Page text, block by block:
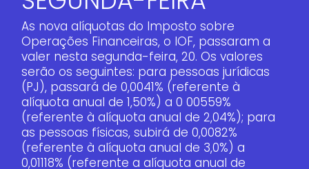
As nova alíquotas do Imposto sobre
Operações Financeiras, o IOF, passaram a
valer nesta segunda-feira, 20. Os valores
serão os seguintes: para pessoas jurídicas
(PJ), passará de 0,0041% (referente à
alíquota anual de 1,50%) a 0 00559%
(referente à alíquota anual de 2,04%); para
as pessoas físicas, subirá de 0,0082%
(referente à alíquota anual de 3,0%) a
0,01118% (referente a alíquota anual de